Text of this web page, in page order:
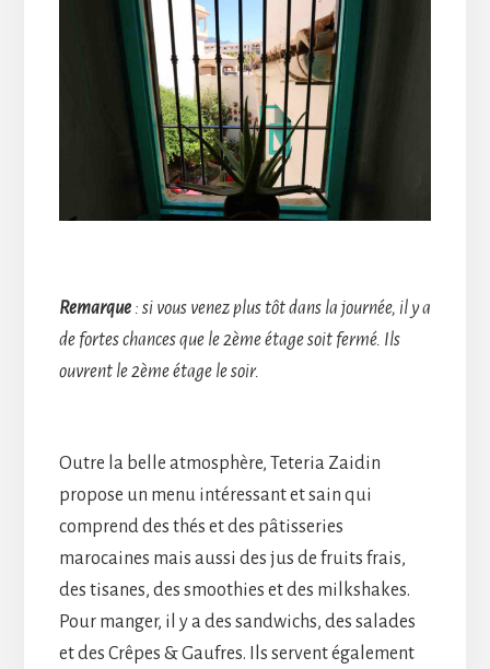
Remarque: si vous venez plus tôt dans la journée, il y a
de fortes chances que le 2ème étage soit fermé. Ils
ouvrent le 2ème étage le soir.
Outre la belle atmosphère, Teteria Zaidin
propose un menu intéressant et sain qui
comprend des thés et des pâtisseries
marocaines mais aussi des jus de fruits frais,
des tisanes, des smoothies et des milkshakes.
Pour manger, il y a des sandwichs, des salades
et des Crêpes & Gaufres. Ils servent également